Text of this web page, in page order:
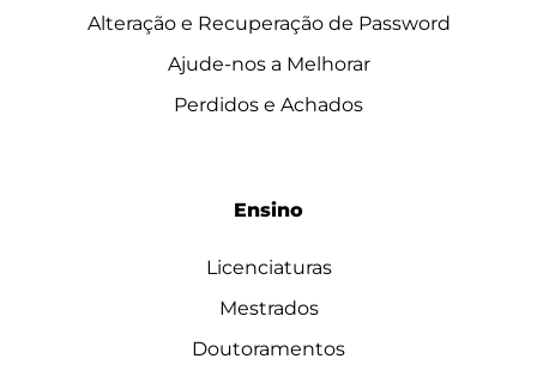
Alteração e Recuperação de Password
Ajude-nos a Melhorar
Perdidos e Achados
Ensino
Licenciaturas
Mestrados
Doutoramentos